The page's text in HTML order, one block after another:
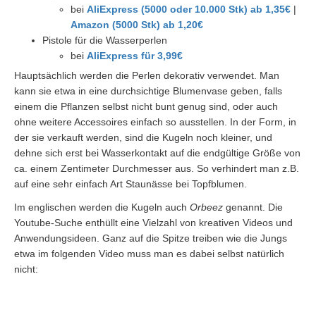
bei AliExpress (5000 oder 10.000 Stk) ab 1,35€ |
Amazon (5000 Stk) ab 1,20€
Pistole für die Wasserperlen
bei AliExpress für 3,99€
Hauptsächlich werden die Perlen dekorativ verwendet. Man
kann sie etwa in eine durchsichtige Blumenvase geben, falls
einem die Pflanzen selbst nicht bunt genug sind, oder auch
ohne weitere Accessoires einfach so ausstellen. In der Form, in
der sie verkauft werden, sind die Kugeln noch kleiner, und
dehne sich erst bei Wasserkontakt auf die endgültige Größe von
ca. einem Zentimeter Durchmesser aus. So verhindert man z.B.
auf eine sehr einfach Art Staunässe bei Topfblumen.
Im englischen werden die Kugeln auch Orbeez genannt. Die
Youtube-Suche enthüllt eine Vielzahl von kreativen Videos und
Anwendungsideen. Ganz auf die Spitze treiben wie die Jungs
etwa im folgenden Video muss man es dabei selbst natürlich
nicht: